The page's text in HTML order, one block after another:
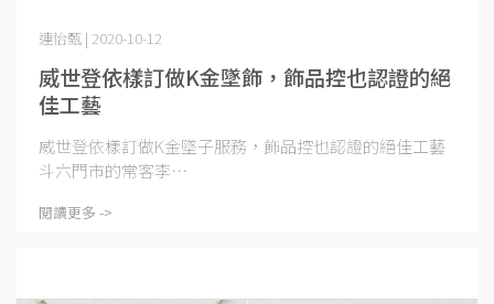
威世登依樣訂做K金墜飾，飾品控也認證的絕
佳工藝
連怡甄 | 2020-10-12
威世登依樣訂做K金墜子服務，飾品控也認證的絕佳工藝
斗六門市的常客李⋯
閱讀更多 ->